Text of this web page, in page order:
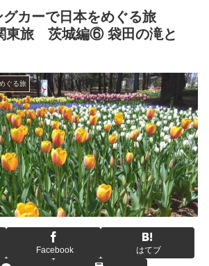
グカーで日本をめぐる旅
東旅 茨城編⑥ 袋田の滝と
ぐる旅
Facebook はてブ